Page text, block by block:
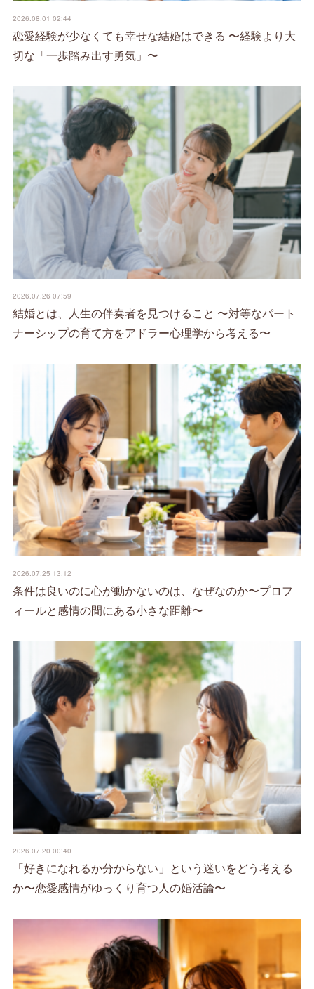
2026.08.01 02:44
恋愛経験が少なくても幸せな結婚はできる 〜経験より大
切な「一歩踏み出す勇気」〜
2026.07.26 07:59
結婚とは、人生の伴奏者を見つけること 〜対等なパート
ナーシップの育て方をアドラー心理学から考える〜
2026.07.25 13:12
条件は良いのに心が動かないのは、なぜなのか〜プロフ
ィールと感情の間にある小さな距離〜
2026.07.20 00:40
「好きになれるか分からない」という迷いをどう考える
か〜恋愛感情がゆっくり育つ人の婚活論〜